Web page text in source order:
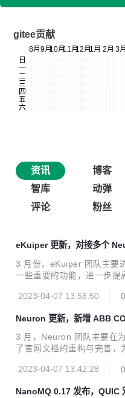
gitee贡献
资讯 博客
智库
动弹
评论
粉丝
eKuiper 更新，对接多个
分析与设备联动
3 月份，eKuiper 团队主要
一些重要的功能，进一步提
P 连接方面，我们提供了类
边云传输的带宽损耗。 分
换函数，包括 JSON 字符
相关的函数，方便用户更灵
要的规则进行导入导出，实
2023-04-07 13:58:50 0
Neuron 更新，新增 ABB
3 月，Neuron 团队主要在
了官网文档的重构与完善
串口连接 ABB 某些型号的
委员会 IEC 制定，定义了
2023-04-07 13:42:28 0
NanoMQ 0.17 发布，QUIC